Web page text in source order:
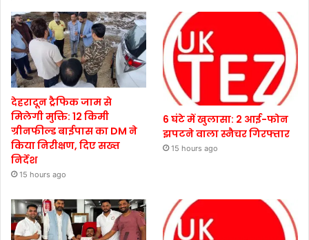
देहरादून ट्रैफिक जाम से
मिलेगी मुक्ति: 12 किमी
ग्रीनफील्ड बाईपास का DM ने
किया निरीक्षण, दिए सख्त
निर्देश
15 hours ago
6 घंटे में खुलासा: 2 आई-फोन
झपटने वाला स्नैचर गिरफ्तार
15 hours ago